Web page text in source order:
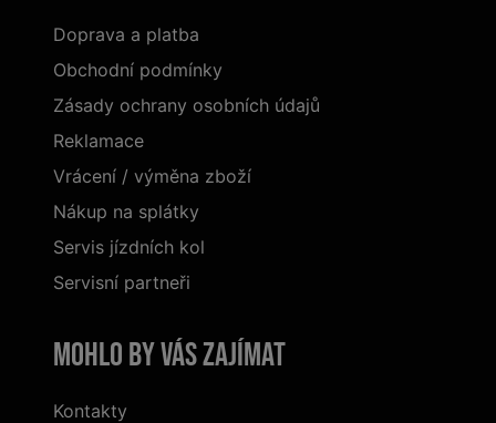
Doprava a platba
Obchodní podmínky
Zásady ochrany osobních údajů
Reklamace
Vrácení / výměna zboží
Nákup na splátky
Servis jízdních kol
Servisní partneři
Mohlo by vás zajímat
Kontakty